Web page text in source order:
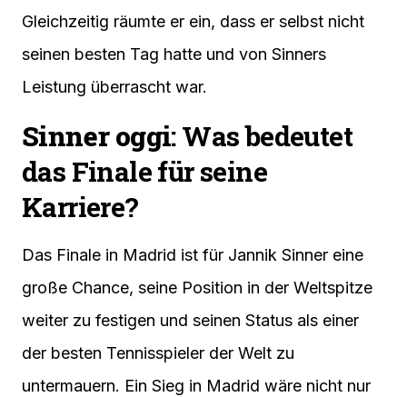
Gleichzeitig räumte er ein, dass er selbst nicht
seinen besten Tag hatte und von Sinners
Leistung überrascht war.
Sinner oggi: Was bedeutet
das Finale für seine
Karriere?
Das Finale in Madrid ist für Jannik Sinner eine
große Chance, seine Position in der Weltspitze
weiter zu festigen und seinen Status als einer
der besten Tennisspieler der Welt zu
untermauern. Ein Sieg in Madrid wäre nicht nur